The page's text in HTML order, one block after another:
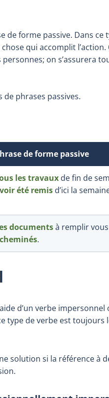
forme passive. Dans ce
qui accomplit
on s’assurera
de phrases passives.
de forme passive
les travaux de fin de
été remis d’ici la
documentsà remplir vous
.
d’un verbe impersonnel
type de verbe est toujours
solution si la référence à